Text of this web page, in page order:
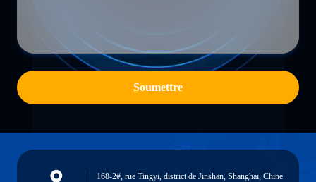
Soumettre
168-2#, rue Tingyi, district de Jinshan, Shanghai, Chine